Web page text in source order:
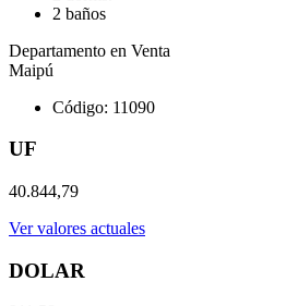
2 baños
Departamento en Venta
Maipú
Código: 11090
UF
40.844,79
Ver valores actuales
DOLAR